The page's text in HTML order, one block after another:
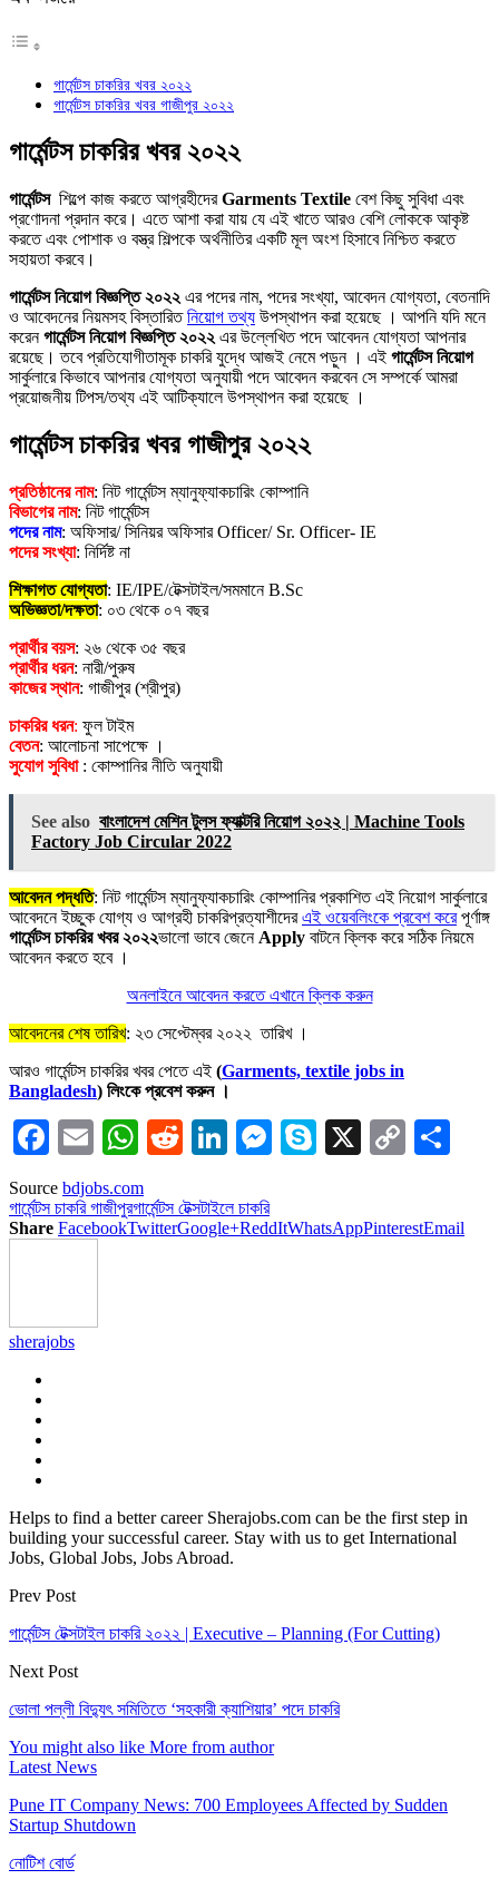
গার্মেন্টস চাকরির খবর ২০২২
গার্মেন্টস চাকরির খবর গাজীপুর ২০২২
গার্মেন্টস চাকরির খবর ২০২২
গার্মেন্টসশিল্পে কাজ করতে আগ্রহীদেরGarments Textile বেশ কিছু সুবিধা এবং
প্রণোদনা প্রদান করে। এতে আশা করা যায় যে এই খাতে আরও বেশি লোককে আকৃষ্ট
করতে এবং পোশাক ও বস্ত্র শিল্পকে অর্থনীতির একটি মূল অংশ হিসাবে নিশ্চিত করতে
সহায়তা করবে।
গার্মেন্টস নিয়োগ বিজ্ঞপ্তি ২০২২ এর পদের নাম, পদের সংখ্যা, আবেদন যোগ্যতা, বেতনাদি
ও আবেদনের নিয়মসহ বিস্তারিতনিয়োগ তথ্য উপস্থাপন করা হয়েছে । আপনি যদি মনে
করেনগার্মেন্টস নিয়োগ বিজ্ঞপ্তি ২০২২ এর উল্লেখিত পদে আবেদন যোগ্যতা আপনার
রয়েছে। তবে প্রতিযোগীতামূক চাকরি যুদ্ধে আজই নেমে পড়ুন । এই গার্মেন্টস নিয়োগ
সার্কুলারে কিভাবে আপনার যোগ্যতা অনুযায়ী পদে আবেদন করবেন সে সম্পর্কে আমরা
প্রয়োজনীয় টিপস/তথ্য এই আটিক্যালে উপস্থাপন করা হয়েছে ।
গার্মেন্টস চাকরির খবর গাজীপুর ২০২২
প্রতিষ্ঠানের নাম: নিট গার্মেন্টস ম্যানুফ্যাকচারিং কোম্পানি
বিভাগের নাম: নিট গার্মেন্টস
পদের নাম: অফিসার/ সিনিয়র অফিসার Officer/ Sr. Officer- IE
পদের সংখ্যা: নির্দিষ্ট না
শিক্ষাগত যোগ্যতা: IE/IPE/টেক্সটাইল/সমমানে B.Sc
অভিজ্ঞতা/দক্ষতা: ০৩ থেকে ০৭ বছর
প্রার্থীর বয়স: ২৬ থেকে ৩৫ বছর
প্রার্থীর ধরন: নারী/পুরুষ
কাজের স্থান: গাজীপুর (শ্রীপুর)
চাকরির ধরন: ফুল টাইম
বেতন: আলোচনা সাপেক্ষে ।
সুযোগ সুবিধা: কোম্পানির নীতি অনুযায়ী
See also বাংলাদেশ মেশিন টুলস ফ্যাক্টরি নিয়োগ ২০২২ | Machine Tools
Factory Job Circular 2022
আবেদন পদ্ধতি: নিট গার্মেন্টস ম্যানুফ্যাকচারিং কোম্পানির প্রকাশিত এই নিয়োগ সার্কুলারে
আবেদনে ইচ্ছুক যোগ্য ও আগ্রহী চাকরিপ্রত্যাশীদেরএই ওয়েবলিংকে প্রবেশ করেপূর্ণাঙ্গ
গার্মেন্টস চাকরির খবর ২০২২ভালো ভাবে জেনে Apply বাটনে ক্লিক করে সঠিক নিয়মে
আবেদন করতে হবে ।
অনলাইনে আবেদন করতে এখানে ক্লিক করুন
আবেদনের শেষ তারিখ: ২৩ সেপ্টেম্বর ২০২২ তারিখ ।
আরও গার্মেন্টস চাকরির খবর পেতে এই (Garments, textile jobs in
Bangladesh) লিংকে প্রবেশ করুন ।
Facebook
EmailWhatsApp
RedditLinkedIn
Messenger
Skype
X
Copy
Source bdjobs.com
গার্মেন্টস চাকরি গাজীপুরগার্মেন্টস টেক্সটাইলে চাকরি
Share FacebookTwitterGoogle+ReddItWhatsAppPinterestEmail
sherajobs
Helps to find a better career Sherajobs.com can be the first step in
building your successful career. Stay with us to get International
Jobs, Global Jobs, Jobs Abroad.
Prev Post
গার্মেন্টস টেক্সটাইল চাকরি ২০২২ | Executive – Planning (For Cutting)
Next Post
ভোলা পল্লী বিদ্যুৎ সমিতিতে ‘সহকারী ক্যাশিয়ার’ পদে চাকরি
You might also like More from author
Latest News
Pune IT Company News: 700 Employees Affected by Sudden
Startup Shutdown
নোটিশ বোর্ড